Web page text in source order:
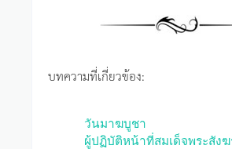
บทความที่เกี่ยวข้อง:
วันมาฆบูชา
ผู้ปฏิบัติหน้าที่สมเด็จพระสัง